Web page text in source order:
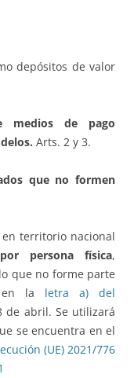
depósitos de valor
medios de pago
Arts. 2 y 3.
que no formen
territorio nacional
persona física,
que no forme parte
en la letra a) del
de abril. Se utilizará
se encuentra en el
(UE) 2021/776